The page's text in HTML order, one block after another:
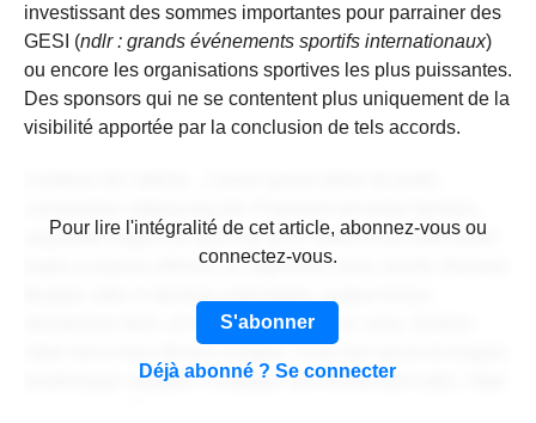
investissant des sommes importantes pour parrainer des
GESI (ndlr : grands événements sportifs internationaux)
ou encore les organisations sportives les plus puissantes.
Des sponsors qui ne se contentent plus uniquement de la
visibilité apportée par la conclusion de tels accords.
vulputate magna at, pulvinar arcu. Maecenas sollicitudin
turpis a mauris ultrices, ac dignissim nunc auctor. Aenean
elementum felis, ut lacinia nulla urna ac urna. Nullam
scelerisque sodales. Curabitur non fermentum odio, vitae
CONTENU RÉSERVÉ AUX
ABONNÉS
Pour lire l'intégralité de cet article, abonnez-vous ou
connectez-vous.
S'abonner
Déjà abonné ? Se connecter